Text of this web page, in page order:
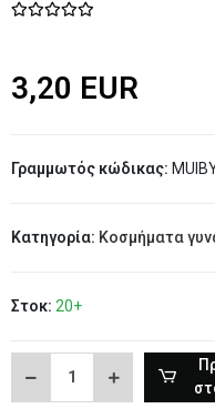
3,20 EUR
Γραμμωτός κώδικας:
Κατηγορία: Κοσμήματα
Στοκ: 20+